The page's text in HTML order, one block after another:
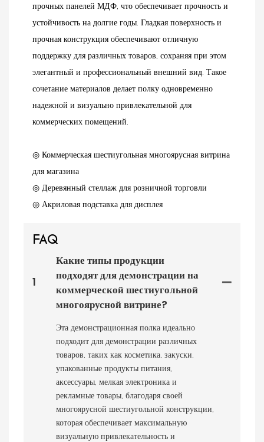
прочных панелей МДФ, что обеспечивает прочность и
устойчивость на долгие годы. Гладкая поверхность и
прочная конструкция обеспечивают отличную
поддержку для различных товаров, сохраняя при этом
элегантный и профессиональный внешний вид. Такое
сочетание материалов делает полку одновременно
надежной и визуально привлекательной для
коммерческих помещений.
◎ Коммерческая шестиугольная многоярусная витрина
для магазина
◎ Деревянный стеллаж для розничной торговли
◎ Акриловая подставка для дисплея
FAQ
1
Какие типы продукции
подходят для демонстрации на
коммерческой шестиугольной
многоярусной витрине?
Эта демонстрационная полка идеально
подходит для демонстрации различных
товаров, таких как косметика, закуски,
упакованные продукты питания,
аксессуары, мелкая электроника и
рекламные товары, благодаря своей
многоярусной шестиугольной конструкции,
которая обеспечивает максимальную
визуальную привлекательность и